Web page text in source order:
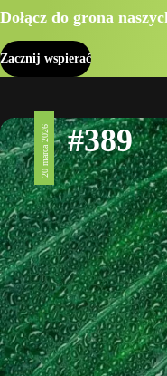
Dołącz do grona
Zacznij wspierać
20 marca 2026 #389